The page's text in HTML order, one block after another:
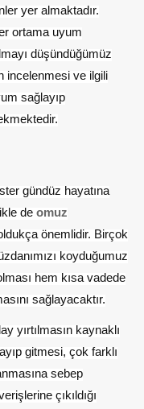
yer almaktadır.
ortama uyum
düşündüğümüz
incelenmesi ve ilgili
sağlayıp
gündüz hayatına
deomuz
önemlidir. Birçok
koyduğumuz
hem kısa vadede
sağlayacaktır.
yırtılmasın kaynaklı
gitmesi, çok farklı
sebep
çıkıldığı